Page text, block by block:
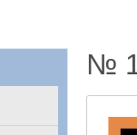
№